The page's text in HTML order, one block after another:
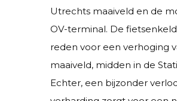
Utrechts maaiveld en de
OV-terminal. De
reden voor een verhoging
maaiveld, midden in de
Echter, een bijzonder